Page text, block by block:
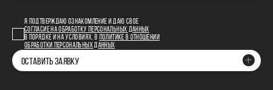
Я ПОДТВЕРЖДАЮ ОЗНАКОМЛЕНИЕ И ДАЮ СВОЕ
СОГЛАСИЕ НА ОБРАБОТКУ ПЕРСОНАЛЬНЫХ ДАННЫХ
В ПОРЯДКЕ И НА УСЛОВИЯХ, В
ПОЛИТИКЕ В ОТНОШЕНИИ
ОБРАБОТКИ ПЕРСОНАЛЬНЫХ ДАННЫХ
ОСТАВИТЬ ЗАЯВКУ